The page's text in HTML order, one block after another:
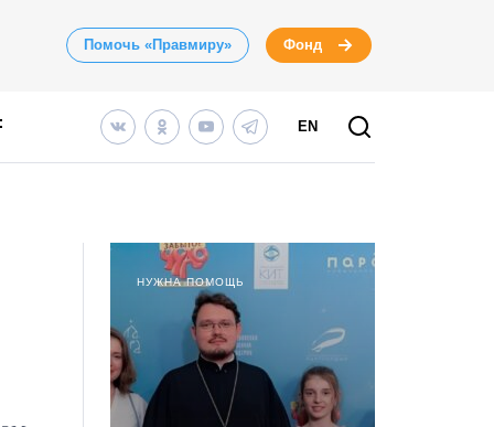
Помочь «Правмиру» Фонд
EN
НУЖНА ПОМОЩЬ